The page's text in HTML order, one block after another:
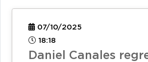
07/10/2025
18:18
Daniel Canales